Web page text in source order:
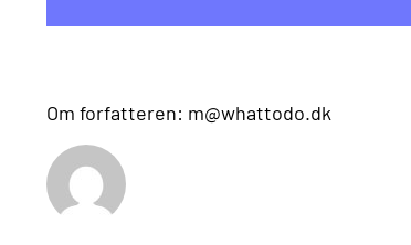
Om forfatteren: m@whattodo.dk